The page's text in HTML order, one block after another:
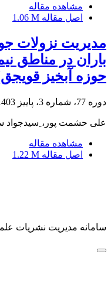
مشاهده مقاله
اصل مقاله 1.06 M
مدیریت نزولات
باران در مناطق
حوزه آبخیز
دوره 77، شماره 3، پاییز 1403، صفحه
علی حشمت پور، ِسیدجواد
مشاهده مقاله
اصل مقاله 1.22 M
سامانه مدیریت نشریات